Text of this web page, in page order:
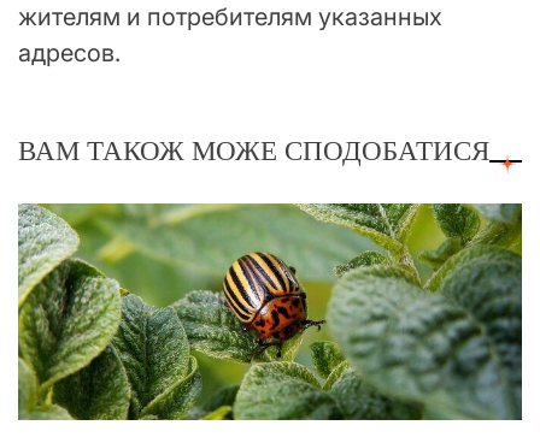
жителям и потребителям указанных
адресов.
ВАМ ТАКОЖ МОЖЕ СПОДОБАТИСЯ